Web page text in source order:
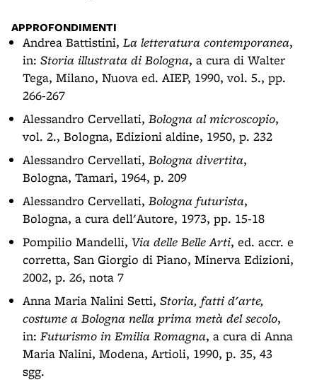
APPROFONDIMENTI
Andrea Battistini, La letteratura contemporanea,
in: Storia illustrata di Bologna, a cura di Walter
Tega, Milano, Nuova ed. AIEP, 1990, vol. 5., pp.
266-267
Alessandro Cervellati, Bologna al microscopio,
vol. 2., Bologna, Edizioni aldine, 1950, p. 232
Alessandro Cervellati, Bologna divertita,
Bologna, Tamari, 1964, p. 209
Alessandro Cervellati, Bologna futurista,
Bologna, a cura dell'Autore, 1973, pp. 15-18
Pompilio Mandelli, Via delle Belle Arti, ed. accr. e
corretta, San Giorgio di Piano, Minerva Edizioni,
2002, p. 26, nota 7
Anna Maria Nalini Setti, Storia, fatti d'arte,
costume a Bologna nella prima metà del secolo,
in: Futurismo in Emilia Romagna, a cura di Anna
Maria Nalini, Modena, Artioli, 1990, p. 35, 43
sgg.